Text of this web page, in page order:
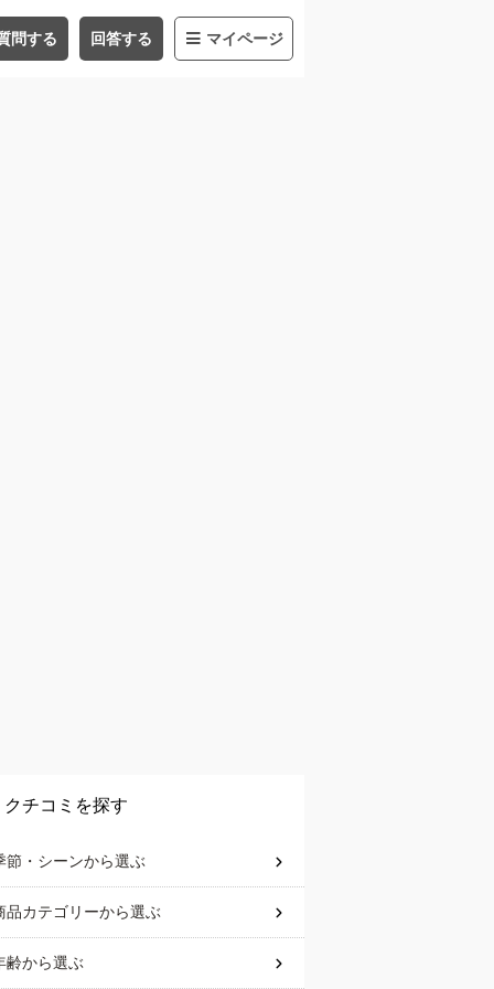
問する 回答する マイページ
クチコミを探す
節・シーンから選ぶ
品カテゴリーから選ぶ
齢から選ぶ